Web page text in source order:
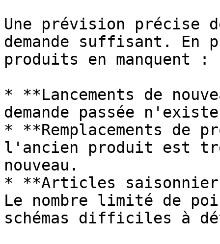
Une prévision précise
demande suffisant. En
produits en manquent :
* **Lancements de
demande passée
* **Remplacements de
l'ancien produit est
nouveau.
* **Articles
Le nombre limité de
schémas difficiles à